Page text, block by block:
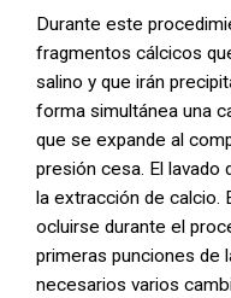
Durante este
fragmentos cálcicos
salino y que irán
forma simultánea una
que se expande al
presión cesa. El
la extracción de calcio.
ocluirse durante el
primeras punciones de
necesarios varios